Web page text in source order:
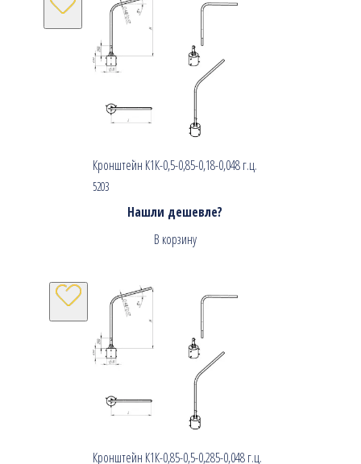
Кронштейн К1К-0,5-0,85-0,18-0,048 г.ц.
5203
Нашли дешевле?
В корзину
Кронштейн К1К-0,85-0,5-0,285-0,048 г.ц.